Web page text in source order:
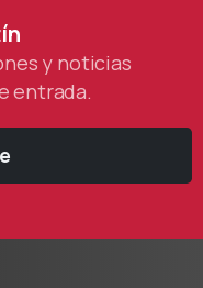
y noticias
entrada.